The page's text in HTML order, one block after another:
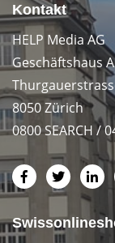
Kontakt
HELP Media AG
Geschäftshaus
8050 Zürich
0800 SEARCH /